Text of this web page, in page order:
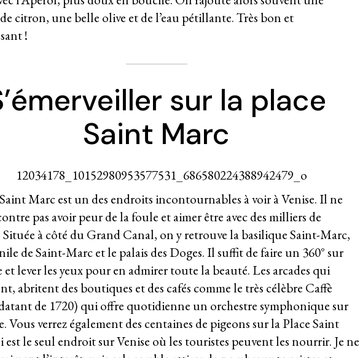
citron, une belle olive et de l’eau pétillante. Très bon et
!
sur la place
Saint Marc
Marc est un des endroits incontournables à voir à Venise. Il ne
pas avoir peur de la foule et aimer être avec des milliers de
Située à côté du Grand Canal, on y retrouve la basilique Saint-Marc,
de Saint-Marc et le palais des Doges. Il suffit de faire un 360° sur
et lever les yeux pour en admirer toute la beauté. Les arcades qui
abritent des boutiques et des cafés comme le très célèbre Caffè
de 1720) qui offre quotidienne un orchestre symphonique sur
Vous verrez également des centaines de pigeons sur la Place Saint
le seul endroit sur Venise où les touristes peuvent les nourrir. Je ne